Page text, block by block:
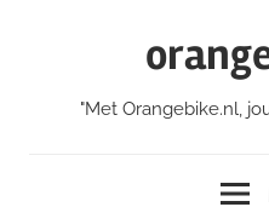
"Met Orangebike.nl,